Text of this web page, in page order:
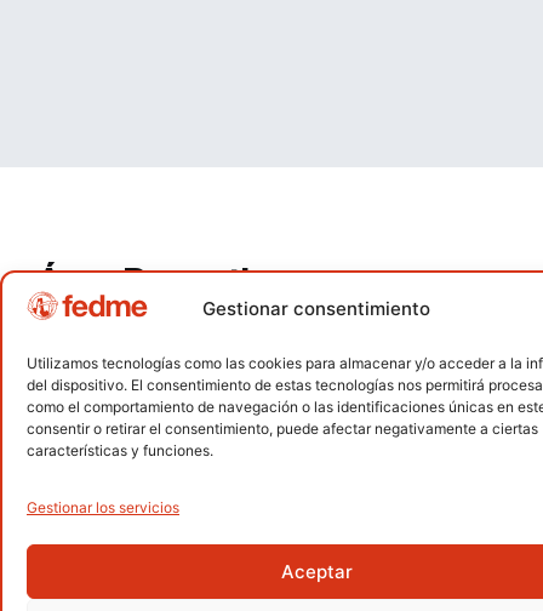
Gestionar consentimiento
Utilizamos tecnologías como las cookies para almacenar y/o acceder a la
del dispositivo. El consentimiento de estas tecnologías nos permitirá
como el comportamiento de navegación o las identificaciones únicas en
consentir o retirar el consentimiento, puede afectar negativamente a ciertas
características y funciones.
Gestionar los servicios
Aceptar
Área Deportiva
Senderismo
.